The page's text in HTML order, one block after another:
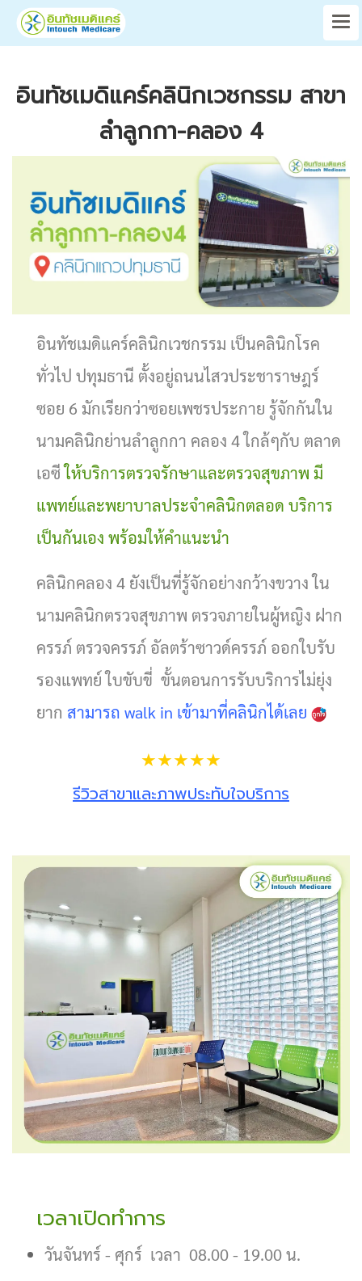
อินทัชเมดิแคร์คลินิกเวชกรรม สาขา
ลำลูกกา-คลอง 4
อินทัชเมดิแคร์คลินิกเวชกรรม เป็นคลินิกโรค
ทั่วไป ปทุมธานี ตั้งอยู่ถนนไสวประชาราษฎร์
ซอย 6 มักเรียกว่าซอยเพชรประกาย รู้จักกันใน
นามคลินิกย่านลําลูกกา คลอง 4 ใกล้ๆกับ ตลาด
เอซีให้บริการตรวจรักษาและตรวจสุขภาพ มี
แพทย์และพยาบาลประจำคลินิกตลอด บริการ
เป็นกันเอง พร้อมให้คำแนะนำ
คลินิกคลอง 4 ยังเป็นที่รู้จักอย่างกว้างขวาง ใน
นามคลินิกตรวจสุขภาพ ตรวจภายในผู้หญิง ฝาก
ครรภ์ ตรวจครรภ์ อัลตร้าซาวด์ครรภ์ ออกใบรับ
รองแพทย์ ใบขับขี่ ขั้นตอนการรับบริการไม่ยุ่ง
ยาก สามารถ walk in เข้ามาที่คลินิกได้เลย
★★★★★
รีวิวสาขาและภาพประทับใจบริการ
เวลาเปิดทำการ
วันจันทร์ - ศุกร์ เวลา 08.00 - 19.00 น.